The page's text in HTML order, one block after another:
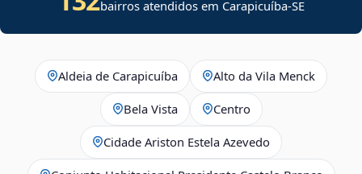
bairros atendidos em Carapicuíba-SE
Aldeia de Carapicuíba Alto da Vila Menck
Bela Vista Centro
Cidade Ariston Estela Azevedo